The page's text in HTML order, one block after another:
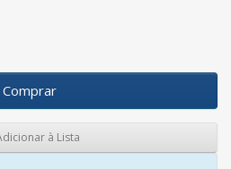
Comprar
à Lista